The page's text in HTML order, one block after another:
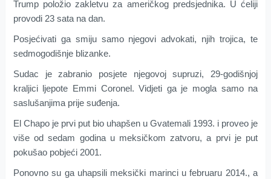
Trump položio zakletvu za američkog predsjednika. U ćeliji
provodi 23 sata na dan.
Posjećivati ga smiju samo njegovi advokati, njih trojica, te
sedmogodišnje blizanke.
Sudac je zabranio posjete njegovoj supruzi, 29-godišnjoj
kraljici ljepote Emmi Coronel. Vidjeti ga je mogla samo na
saslušanjima prije suđenja.
El Chapo je prvi put bio uhapšen u Gvatemali 1993. i proveo je
više od sedam godina u meksičkom zatvoru, a prvi je put
pokušao pobjeći 2001.
Ponovno su ga uhapsili meksički marinci u februaru 2014., a